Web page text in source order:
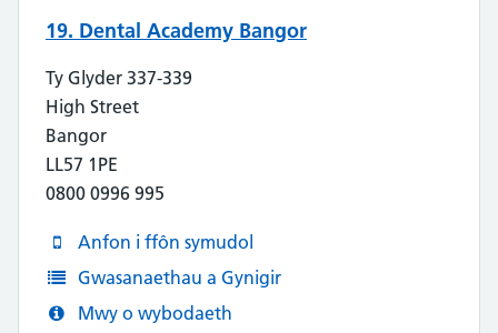
19. Dental Academy Bangor
Ty Glyder 337-339
High Street
Bangor
LL57 1PE
0800 0996 995
Anfon i ffôn symudol
Gwasanaethau a Gynigir
Mwy o wybodaeth